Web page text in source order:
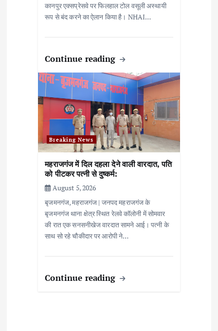
कानपुर एक्सप्रेसवे पर फिलहाल टोल वसूली अस्थायी
रूप से बंद करने का ऐलान किया है। NHAI…
Continue reading
Breaking News
महराजगंज में दिल दहला देने वाली वारदात, पति
को पीटकर पत्नी से दुष्कर्म:
August 5, 2026
बृजमनगंज, महराजगंज | जनपद महराजगंज के
बृजमनगंज थाना क्षेत्र स्थित रेलवे कॉलोनी में सोमवार
की रात एक सनसनीखेज वारदात सामने आई। पत्नी के
साथ सो रहे चौकीदार पर आरोपी ने…
Continue reading